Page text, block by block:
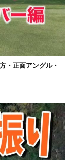
・正面アングル・